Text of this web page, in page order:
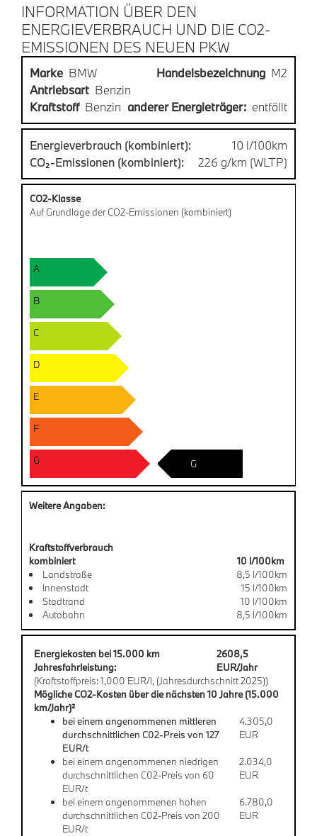
INFORMATION ÜBER DEN
ENERGIEVERBRAUCH UND DIE CO2-
EMISSIONEN DES NEUEN PKW
Marke BMW Handelsbezeichnung M2
Antriebsart Benzin
Kraftstoff Benzin anderer Energieträger: entfällt
Energieverbrauch (kombiniert):
10 l/100km
CO₂-Emissionen (kombiniert):
226 g/km (WLTP)
CO2-Klasse
Auf Grundlage der CO2-Emissionen (kombiniert)
A
B
C
D
E
F
G G
Weitere Angaben:
Kraftstoffverbrauch
kombiniert
10 l/100km
Landstraße
8,5 l/100km
Innenstadt
15 l/100km
Stadtrand
10 l/100km
Autobahn
8,5 l/100km
Energiekosten bei 15.000 km
Jahresfahrleistung:
2608,5
EUR/Jahr
(Kraftstoffpreis: 1,000 EUR/l, (Jahresdurchschnitt 2025))
Mögliche CO2-Kosten über die nächsten 10 Jahre (15.000
km/Jahr)²
bei einem angenommenen mittleren
durchschnittlichen C02-Preis von 127
EUR/t
4.305,0
EUR
bei einem angenommenen niedrigen
durchschnittlichen C02-Preis von 60
EUR/t
2.034,0
EUR
bei einem angenommenen hohen
durchschnittlichen C02-Preis von 200
EUR/t
6.780,0
EUR